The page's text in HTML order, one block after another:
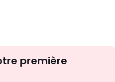
d'inspirations
première